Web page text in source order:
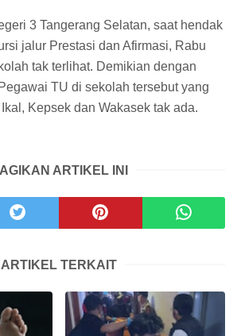
3 Tangerang Selatan, saat hendak
jalur Prestasi dan Afirmasi, Rabu
tak terlihat. Demikian dengan
TU di sekolah tersebut yang
Kepsek dan Wakasek tak ada.
ARTIKEL INI
ARTIKEL TERKAIT